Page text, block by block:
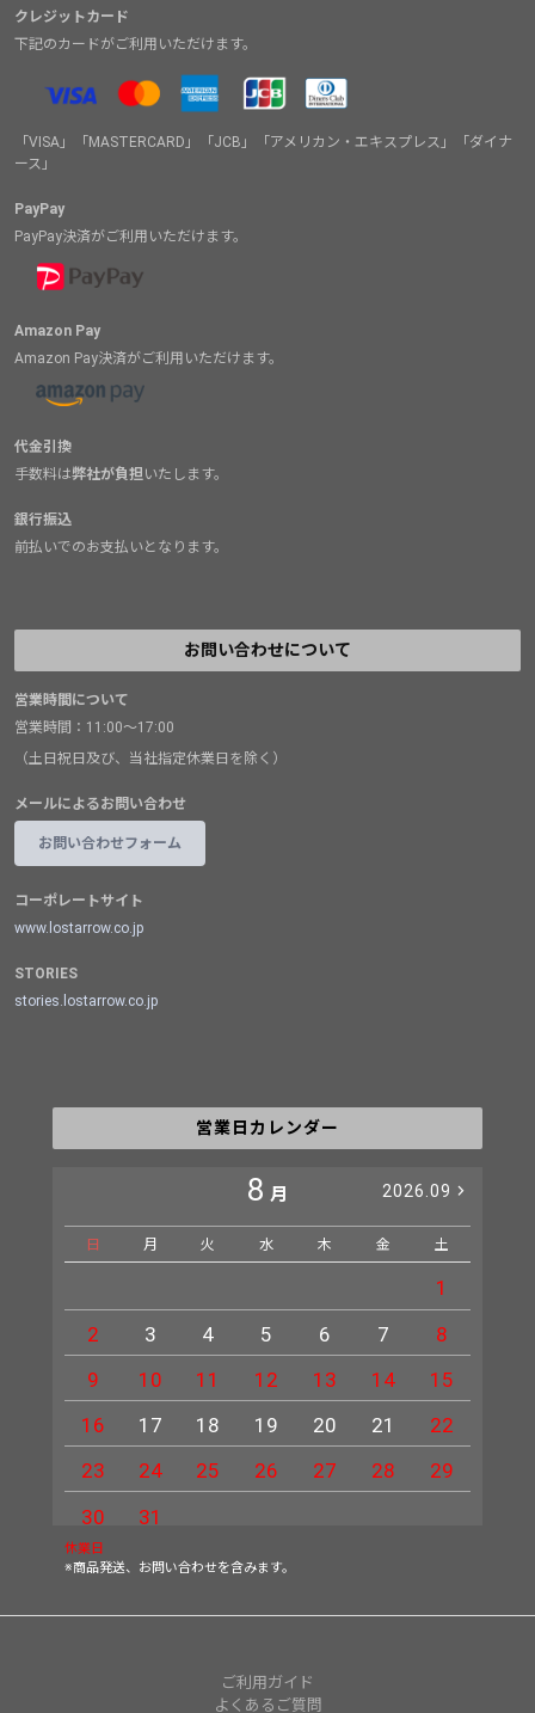
クレジットカード
下記のカードがご利用いただけます。
「VISA」「MASTERCARD」「JCB」「アメリカン・エキスプレス」「ダイナ
ース」
PayPay
PayPay決済がご利用いただけます。
Amazon Pay
Amazon Pay決済がご利用いただけます。
代金引換
手数料は弊社が負担いたします。
銀行振込
前払いでのお支払いとなります。
お問い合わせについて
営業時間について
営業時間：11:00～17:00
（土日祝日及び、当社指定休業日を除く）
メールによるお問い合わせ
お問い合わせフォーム
コーポレートサイト
www.lostarrow.co.jp
STORIES
stories.lostarrow.co.jp
営業日カレンダー
8 月 2026.09
日 月 火 水 木 金 土
1
2
3 4 5 6 7
8
9
10 11 12 13 14
15
16
17 18 19 20 21
22
23
24 25 26 27 28
29
30
31
休業日
※商品発送、お問い合わせを含みます。
ご利用ガイド
よくあるご質問